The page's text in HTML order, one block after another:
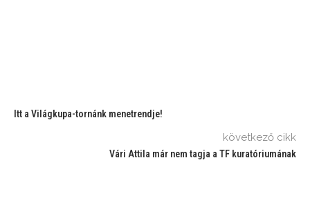
Itt a Világkupa-tornánk menetrendje!
következő cikk
Vári Attila már nem tagja a TF kuratóriumának